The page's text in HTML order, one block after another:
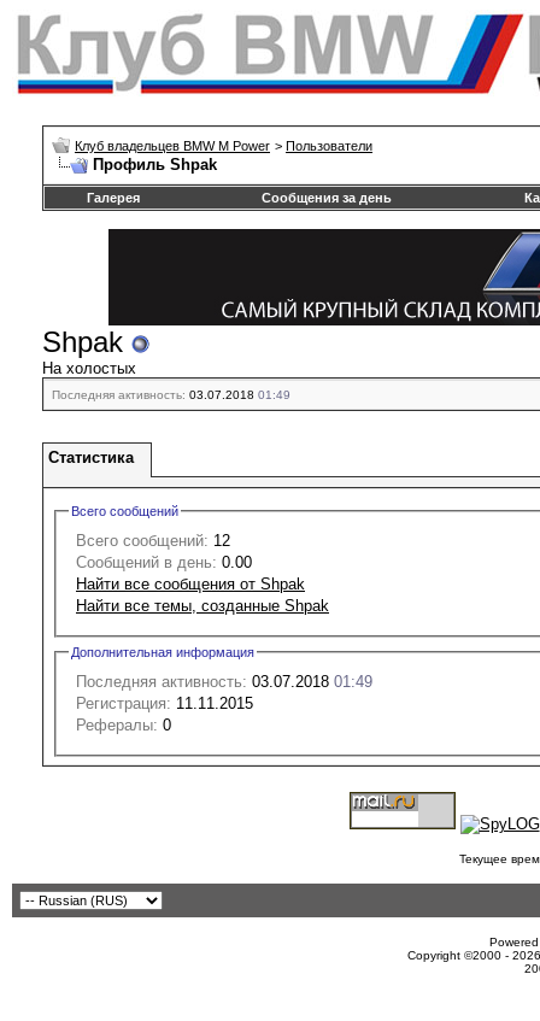
Клуб владельцев BMW M Power > Пользователи
Профиль Shpak
Галерея Сообщения за день
Shpak
На холостых
Последняя активность: 03.07.2018 01:49
Статистика
Всего сообщений
Всего сообщений: 12
Сообщений в день: 0.00
Найти все сообщения от Shpak
Найти все темы, созданные Shpak
Дополнительная информация
Последняя активность: 03.07.2018 01:49
Регистрация: 11.11.2015
Рефералы: 0
Текущее
Copyright ©2000 -